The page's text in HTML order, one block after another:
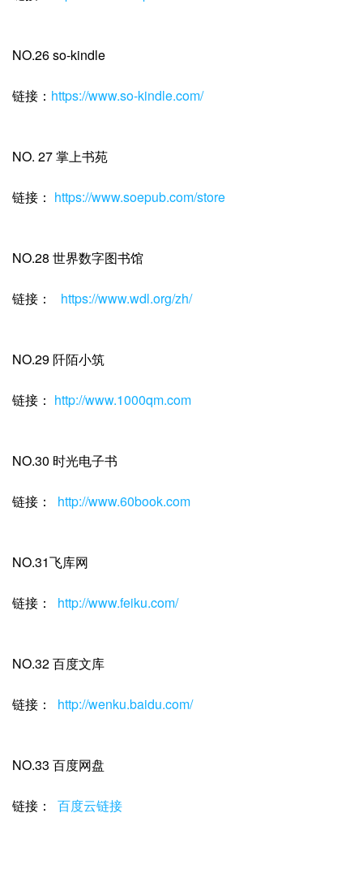
NO.26 so-kindle
链接： https://www.so-kindle.com/
NO. 27 掌上书苑
链接： https://www.soepub.com/store
NO.28 世界数字图书馆
链接： https://www.wdl.org/zh/
NO.29 阡陌小筑
链接： http://www.1000qm.com
NO.30 时光电子书
链接： http://www.60book.com
NO.31飞库网
链接： http://www.feiku.com/
NO.32 百度文库
链接： http://wenku.baidu.com/
NO.33 百度网盘
链接： 百度云链接